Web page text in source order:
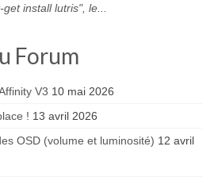
install lutris", le...
Forum
V3 10 mai 2026
! 13 avril 2026
OSD (volume et luminosité) 12 avril